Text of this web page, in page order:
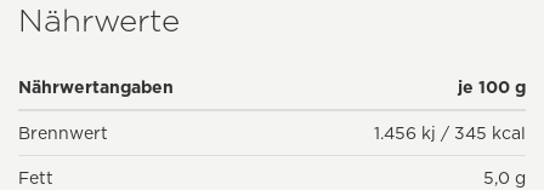
Nährwerte
Nährwertangaben je 100 g
Brennwert 1.456 kj / 345 kcal
Fett
5,0 g